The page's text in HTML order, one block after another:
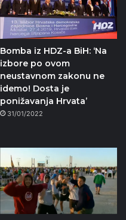
Bomba iz HDZ-a BiH: ‘Na
izbore po ovom
neustavnom zakonu ne
idemo! Dosta je
ponižavanja Hrvata’
31/01/2022